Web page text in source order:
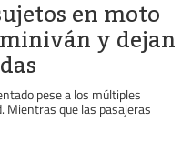
en moto
y dejan
pese a los múltiples
Mientras que las pasajeras